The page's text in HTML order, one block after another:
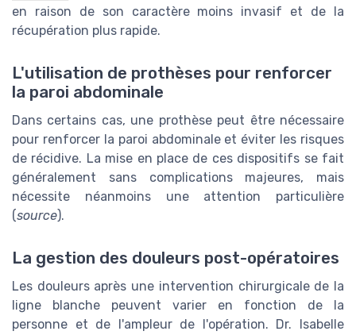
en raison de son caractère moins invasif et de la
récupération plus rapide.
L'utilisation de prothèses pour renforcer
la paroi abdominale
Dans certains cas, une prothèse peut être nécessaire
pour renforcer la paroi abdominale et éviter les risques
de récidive. La mise en place de ces dispositifs se fait
généralement sans complications majeures, mais
nécessite néanmoins une attention particulière
(source).
La gestion des douleurs post-opératoires
Les douleurs après une intervention chirurgicale de la
ligne blanche peuvent varier en fonction de la
personne et de l'ampleur de l'opération. Dr. Isabelle